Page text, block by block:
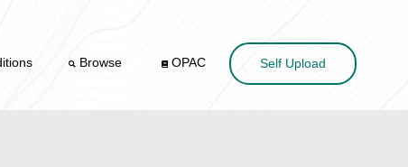
Browse OPAC Self Upload